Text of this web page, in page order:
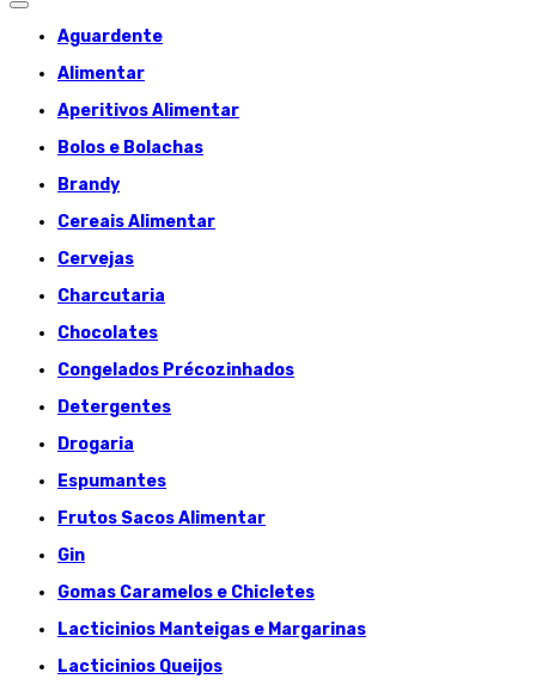
Aguardente
Alimentar
Aperitivos Alimentar
Bolos e Bolachas
Brandy
Cereais Alimentar
Cervejas
Charcutaria
Chocolates
Congelados Précozinhados
Detergentes
Drogaria
Espumantes
Frutos Sacos Alimentar
Gin
Gomas Caramelos e Chicletes
Lacticinios Manteigas e Margarinas
Lacticinios Queijos